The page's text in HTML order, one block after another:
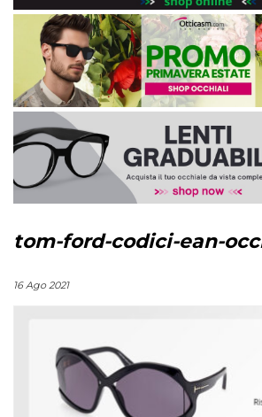
tom-ford-codici-ean-
16 Ago 2021